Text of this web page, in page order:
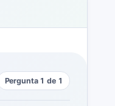
Pergunta 1 de 1